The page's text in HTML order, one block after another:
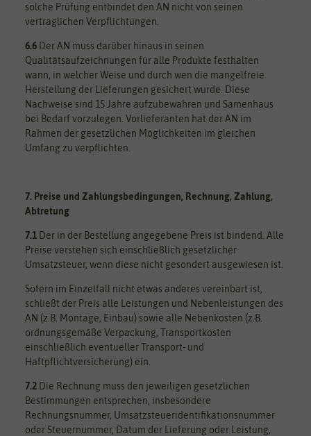
solche Prüfung entbindet den AN nicht von seinen
vertraglichen Verpflichtungen.
6.6 Der AN muss darüber hinaus in seinen
Qualitätsaufzeichnungen für alle Produkte festhalten
wann, in welcher Weise und durch wen die mangelfreie
Herstellung der Lieferungen gesichert wurde. Diese
Nachweise sind 15 Jahre aufzubewahren und Samenhaus
bei Bedarf vorzulegen. Vorlieferanten hat der AN im
Rahmen der gesetzlichen Möglichkeiten im gleichen
Umfang zu verpflichten.
7. Preise und Zahlungsbedingungen, Rechnung, Zahlung,
Abtretung
7.1 Der in der Bestellung angegebene Preis ist bindend. Alle
Preise verstehen sich einschließlich gesetzlicher
Umsatzsteuer, wenn diese nicht gesondert ausgewiesen ist.
Sofern im Einzelfall nicht etwas anderes vereinbart ist,
schließt der Preis alle Leistungen und Nebenleistungen des
AN (z.B. Montage, Einbau) sowie alle Nebenkosten (z.B.
ordnungsgemäße Verpackung, Transportkosten
einschließlich eventueller Transport- und
Haftpflichtversicherung) ein.
7.2 Die Rechnung muss den jeweiligen gesetzlichen
Bestimmungen entsprechen, insbesondere
Rechnungsnummer, Umsatzsteueridentifikationsnummer
oder Steuernummer, Datum der Lieferung oder Leistung,